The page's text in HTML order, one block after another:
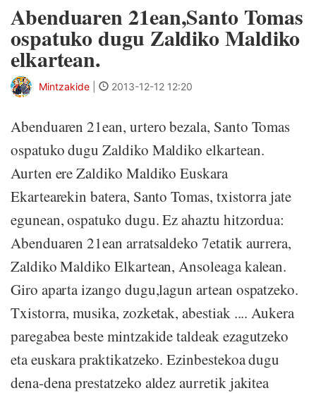
Abenduaren 21ean,Santo Tomas
ospatuko dugu Zaldiko Maldiko
elkartean.
Mintzakide 2013-12-12 12:20
Abenduaren 21ean, urtero bezala, Santo Tomas
ospatuko dugu Zaldiko Maldiko elkartean.
Aurten ere Zaldiko Maldiko Euskara
Ekartearekin batera, Santo Tomas, txistorra jate
egunean, ospatuko dugu. Ez ahaztu hitzordua:
Abenduaren 21ean arratsaldeko 7etatik aurrera,
Zaldiko Maldiko Elkartean, Ansoleaga kalean.
Giro aparta izango dugu,lagun artean ospatzeko.
Txistorra, musika, zozketak, abestiak .... Aukera
paregabea beste mintzakide taldeak ezagutzeko
eta euskara praktikatzeko. Ezinbestekoa dugu
dena-dena prestatzeko aldez aurretik jakitea